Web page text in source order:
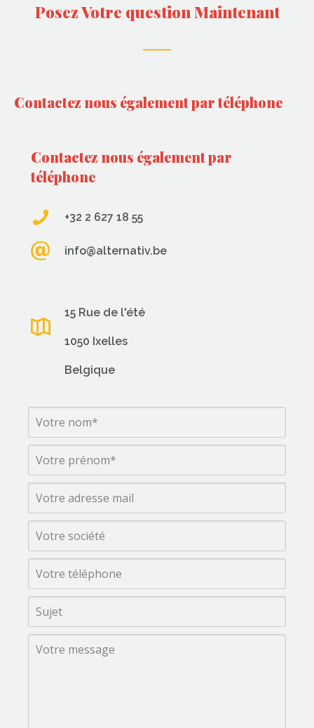
Posez Votre question Maintenant
Contactez nous également par téléphone
Contactez nous également par
téléphone
+32 2 627 18 55
info@alternativ.be
15 Rue de l'été
1050 Ixelles
Belgique